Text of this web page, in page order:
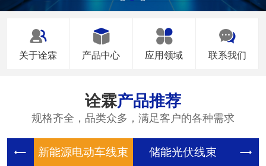
关于诠霖 产品中心 应用领域 联系我们
诠霖产品推荐
规格齐全，品类众多，满足客户的各种需求
新能源电 储能光伏